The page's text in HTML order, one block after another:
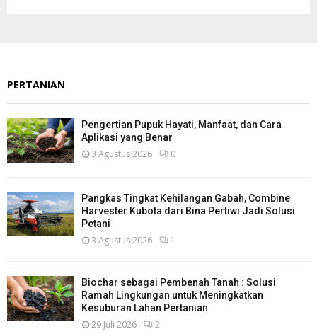
PERTANIAN
Pengertian Pupuk Hayati, Manfaat, dan Cara
Aplikasi yang Benar
3 Agustus 2026 0
Pangkas Tingkat Kehilangan Gabah, Combine
Harvester Kubota dari Bina Pertiwi Jadi Solusi
Petani
3 Agustus 2026 1
Biochar sebagai Pembenah Tanah : Solusi
Ramah Lingkungan untuk Meningkatkan
Kesuburan Lahan Pertanian
29 Juli 2026 2